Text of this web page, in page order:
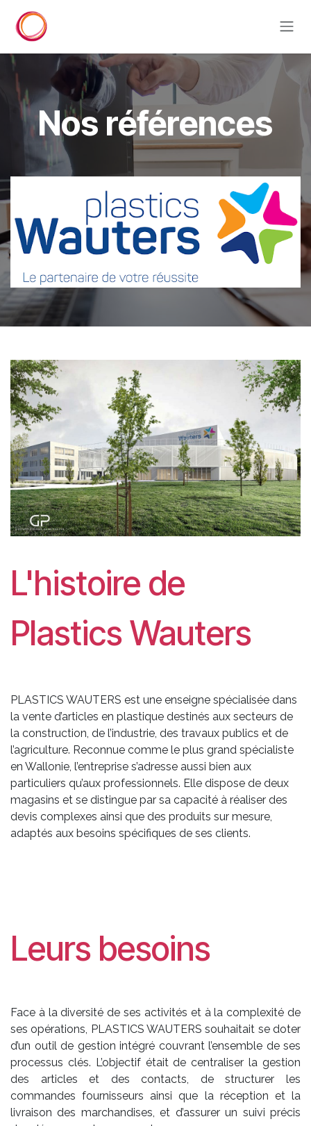
Nos références
L'histoire de
Plastics Wauters
PLASTICS WAUTERS est une enseigne spécialisée dans
la vente d’articles en plastique destinés aux secteurs de
la construction, de l’industrie, des travaux publics et de
l’agriculture. Reconnue comme le plus grand spécialiste
en Wallonie, l’entreprise s’adresse aussi bien aux
particuliers qu’aux professionnels. Elle dispose de deux
magasins et se distingue par sa capacité à réaliser des
devis complexes ainsi que des produits sur mesure,
adaptés aux besoins spécifiques de ses clients.
Leurs besoins
Face à la diversité de ses activités et à la complexité de
ses opérations, PLASTICS WAUTERS souhaitait se doter
d’un outil de gestion intégré couvrant l’ensemble de ses
processus clés. L’objectif était de centraliser la gestion
des articles et des contacts, de structurer les
commandes fournisseurs ainsi que la réception et la
livraison des marchandises, et d’assurer un suivi précis